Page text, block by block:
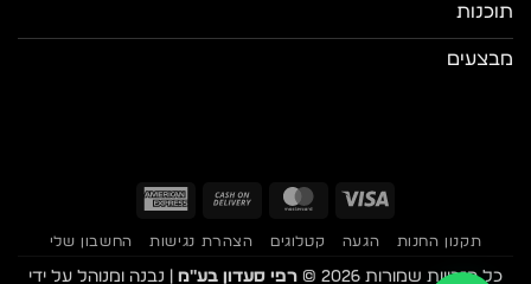
תוכנות
מבצעים
Visa
MasterCard
Cash
Delivery
תקנון החנות הגעה קטלוגים הצהרת נגישות החשבון שלי
כל הזכויות שמורות 2026 © רפי סעדון בע"מ | נבנה ומנוהל על ידי